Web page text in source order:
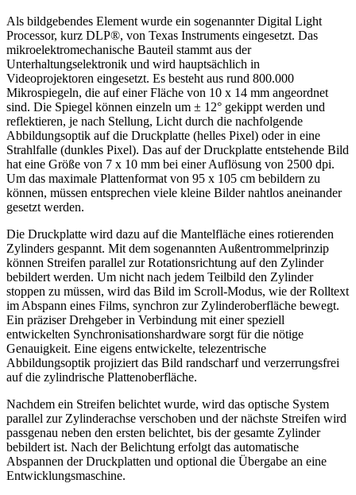
Als bildgebendes Element wurde ein sogenannter Digital Light
Processor, kurz DLP®, von Texas Instruments eingesetzt. Das
mikroelektromechanische Bauteil stammt aus der
Unterhaltungselektronik und wird hauptsächlich in
Videoprojektoren eingesetzt. Es besteht aus rund 800.000
Mikrospiegeln, die auf einer Fläche von 10 x 14 mm angeordnet
sind. Die Spiegel können einzeln um ± 12° gekippt werden und
reflektieren, je nach Stellung, Licht durch die nachfolgende
Abbildungsoptik auf die Druckplatte (helles Pixel) oder in eine
Strahlfalle (dunkles Pixel). Das auf der Druckplatte entstehende Bild
hat eine Größe von 7 x 10 mm bei einer Auflösung von 2500 dpi.
Um das maximale Plattenformat von 95 x 105 cm bebildern zu
können, müssen entsprechen viele kleine Bilder nahtlos aneinander
gesetzt werden.
Die Druckplatte wird dazu auf die Mantelfläche eines rotierenden
Zylinders gespannt. Mit dem sogenannten Außentrommelprinzip
können Streifen parallel zur Rotationsrichtung auf den Zylinder
bebildert werden. Um nicht nach jedem Teilbild den Zylinder
stoppen zu müssen, wird das Bild im Scroll-Modus, wie der Rolltext
im Abspann eines Films, synchron zur Zylinderoberfläche bewegt.
Ein präziser Drehgeber in Verbindung mit einer speziell
entwickelten Synchronisationshardware sorgt für die nötige
Genauigkeit. Eine eigens entwickelte, telezentrische
Abbildungsoptik projiziert das Bild randscharf und verzerrungsfrei
auf die zylindrische Plattenoberfläche.
Nachdem ein Streifen belichtet wurde, wird das optische System
parallel zur Zylinderachse verschoben und der nächste Streifen wird
passgenau neben den ersten belichtet, bis der gesamte Zylinder
bebildert ist. Nach der Belichtung erfolgt das automatische
Abspannen der Druckplatten und optional die Übergabe an eine
Entwicklungsmaschine.